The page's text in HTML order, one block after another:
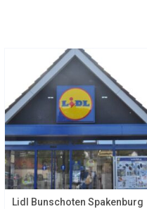
Lidl Bunschoten Spakenburg